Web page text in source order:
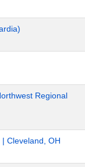
Regional
Cleveland, OH